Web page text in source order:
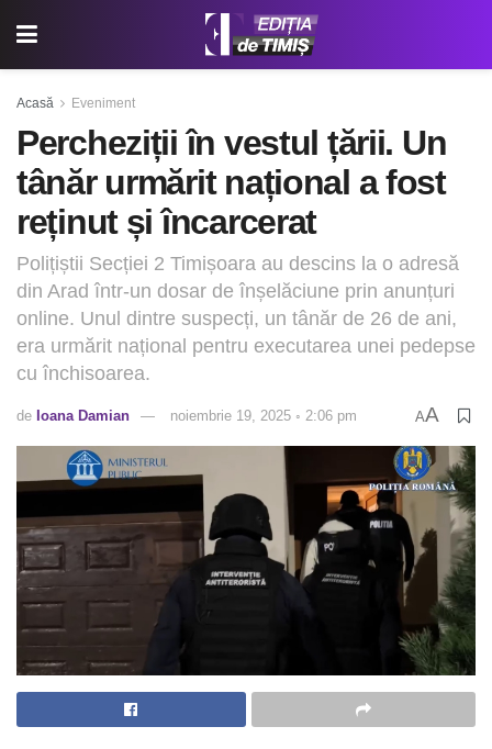
Acasă Eveniment
Percheziții în vestul țării. Un
tânăr urmărit național a fost
reținut și încarcerat
Polițiștii Secției 2 Timișoara au descins la o adresă
din Arad într-un dosar de înșelăciune prin anunțuri
online. Unul dintre suspecți, un tânăr de 26 de ani,
era urmărit național pentru executarea unei pedepse
cu închisoarea.
de Ioana Damian noiembrie 19, 2025 ◦ 2:06 pm AA